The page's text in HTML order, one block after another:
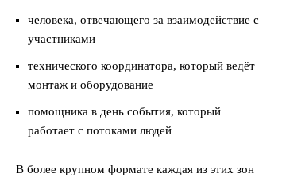
человека, отвечающего за взаимодействие с
участниками
технического координатора, который ведёт
монтаж и оборудование
помощника в день события, который
работает с потоками людей
В более крупном формате каждая из этих зон